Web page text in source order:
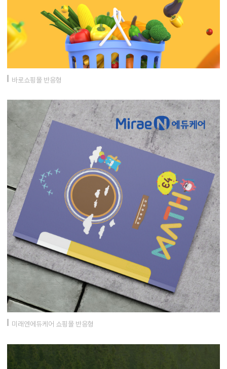
바로쇼핑몰 반응형
미래엔에듀케어 쇼핑몰 반응형